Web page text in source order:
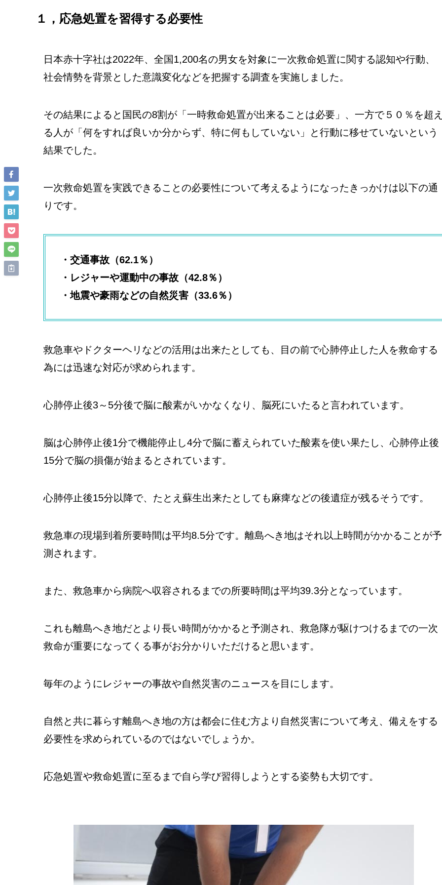
１，応急処置を習得する必要性
日本赤十字社は2022年、全国1,200名の男女を対象に一次救命処置に関する認知や行動、
社会情勢を背景とした意識変化などを把握する調査を実施しました。
その結果によると国民の8割が「一時救命処置が出来ることは必要」、一方で５０％を超
る人が「何をすれば良いか分からず、特に何もしていない」と行動に移せていないという
結果でした。
一次救命処置を実践できることの必要性について考えるようになったきっかけは以下の通
りです。
・交通事故（62.1％）
・レジャーや運動中の事故（42.8％）
・地震や豪雨などの自然災害（33.6％）
救急車やドクターヘリなどの活用は出来たとしても、目の前で心肺停止した人を救命する
為には迅速な対応が求められます。
心肺停止後3～5分後で脳に酸素がいかなくなり、脳死にいたると言われています。
脳は心肺停止後1分で機能停止し4分で脳に蓄えられていた酸素を使い果たし、心肺停止後
15分で脳の損傷が始まるとされています。
心肺停止後15分以降で、たとえ蘇生出来たとしても麻痺などの後遺症が残るそうです。
救急車の現場到着所要時間は平均8.5分です。離島へき地はそれ以上時間がかかることが予
測されます。
また、救急車から病院へ収容されるまでの所要時間は平均39.3分となっています。
これも離島へき地だとより長い時間がかかると予測され、救急隊が駆けつけるまでの一次
救命が重要になってくる事がお分かりいただけると思います。
毎年のようにレジャーの事故や自然災害のニュースを目にします。
自然と共に暮らす離島へき地の方は都会に住む方より自然災害について考え、備えをする
必要性を求められているのではないでしょうか。
応急処置や救命処置に至るまで自ら学び習得しようとする姿勢も大切です。